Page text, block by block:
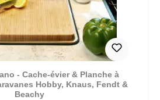
- Cache-évier & Planche à
Hobby, Knaus, Fendt &
Beachy